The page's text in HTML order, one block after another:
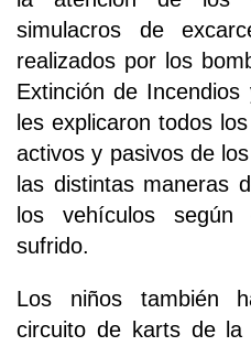
simulacros de
realizados por los
Extinción de
les explicaron todos
activos y pasivos de
las distintas maneras
los vehículos
sufrido.
Los niños también
circuito de karts de la